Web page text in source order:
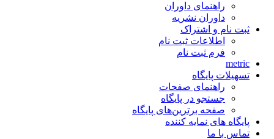
راهنمای داوران
داوران نشریه
ثبت نام و اشتراک
اطلاعات ثبت نام
فرم ثبت نام
metric
تسهیلات پایگاه
راهنمای صفحات
جستجو در پایگاه
صفحه برترین‌های پایگاه
پایگاه های نمایه کننده
تماس با ما